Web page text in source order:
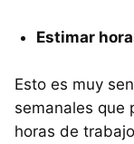
Estimar
Esto es muy
semanales que
horas de